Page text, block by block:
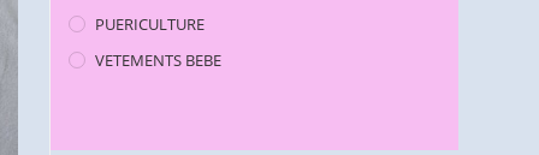
PUERICULTURE
VETEMENTS BEBE